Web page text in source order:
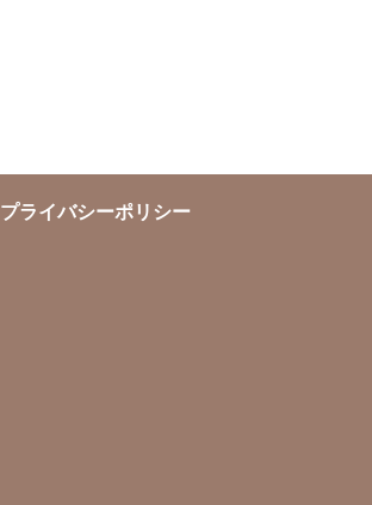
プライバシーポリシー